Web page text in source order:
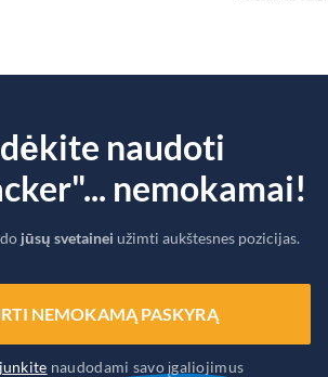
naudoti
nemokamai!
jūsų svetainei užimti aukštesnes pozicijas.
NEMOKAMĄ PASKYRĄ
naudodami savo įgaliojimus